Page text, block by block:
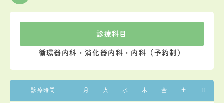
診療科目
循環器内科・消化器内科・内科（予約制）
診療時間 月 火 水 木 金 土 日